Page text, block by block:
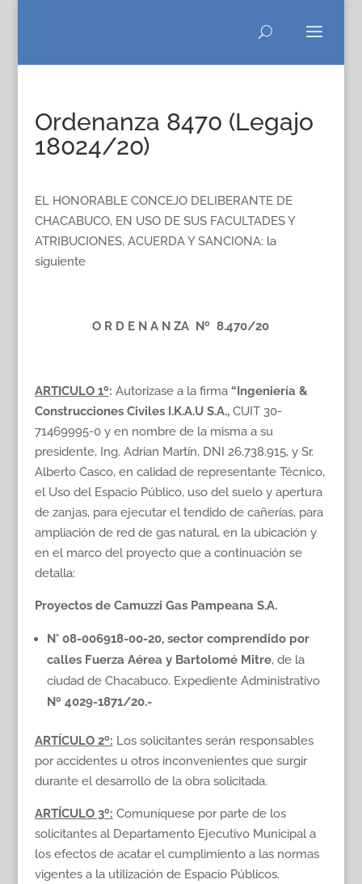
Ordenanza 8470 (Legajo
18024/20)
EL HONORABLE CONCEJO DELIBERANTE DE
CHACABUCO, EN USO DE SUS FACULTADES Y
ATRIBUCIONES, ACUERDA Y SANCIONA: la
siguiente
O R D E N A N ZA Nº 8.470/20
ARTICULO 1º: Autorizase a la firma “Ingeniería &
Construcciones Civiles I.K.A.U S.A.,CUIT 30-
71469995-0 y en nombre de la misma a su
presidente, Ing. Adrian Martín, DNI 26.738.915, y Sr.
Alberto Casco, en calidad de representante Técnico,
el Uso del Espacio Público, uso del suelo y apertura
de zanjas, para ejecutar el tendido de cañerías, para
ampliación de red de gas natural, en la ubicación y
en el marco del proyecto que a continuación se
detalla:
Proyectos de Camuzzi Gas Pampeana S.A.
N° 08-006918-00-20, sector comprendido por
calles Fuerza Aérea y Bartolomé Mitre, de la
ciudad de Chacabuco. Expediente Administrativo
Nº 4029-1871/20.-
ARTÍCULO 2º: Los solicitantes serán responsables
por accidentes u otros inconvenientes que surgir
durante el desarrollo de la obra solicitada.
ARTÍCULO 3º: Comuníquese por parte de los
solicitantes al Departamento Ejecutivo Municipal a
los efectos de acatar el cumplimiento a las normas
vigentes a la utilización de Espacio Públicos.